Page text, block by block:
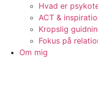
Hvad er
ACT &
Kropslig
Fokus på
Om mig